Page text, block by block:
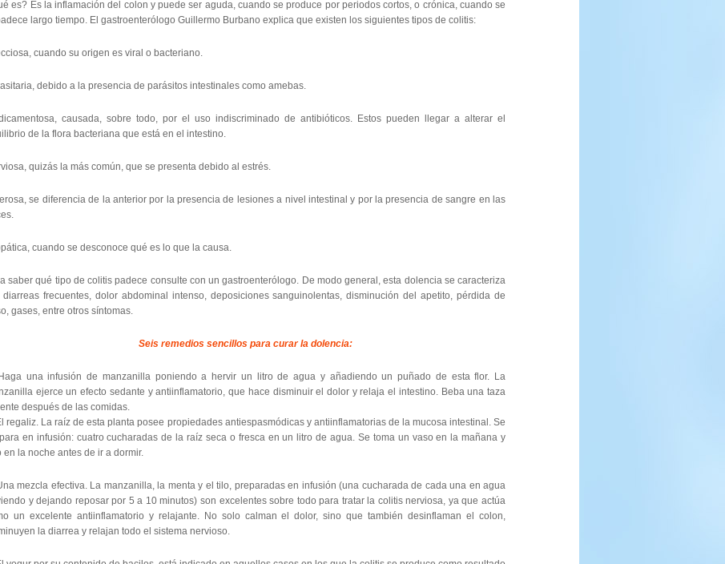
es? Es la inflamación del colon y puede ser aguda, cuando se produce por periodos cortos, o crónica, cuando se
largo tiempo. El gastroenterólogo Guillermo Burbano explica que existen los siguientes tipos de colitis:
cuando su origen es viral o bacteriano.
debido a la presencia de parásitos intestinales como amebas.
causada, sobre todo, por el uso indiscriminado de antibióticos. Estos pueden llegar a alterar el
de la flora bacteriana que está en el intestino.
quizás la más común, que se presenta debido al estrés.
se diferencia de la anterior por la presencia de lesiones a nivel intestinal y por la presencia de sangre en las
cuando se desconoce qué es lo que la causa.
saber qué tipo de colitis padece consulte con un gastroenterólogo. De modo general, esta dolencia se caracteriza
diarreas frecuentes, dolor abdominal intenso, deposiciones sanguinolentas, disminución del apetito, pérdida de
gases, entre otros síntomas.
Seis remedios sencillos para curar la dolencia:
una infusión de manzanilla poniendo a hervir un litro de agua y añadiendo un puñado de esta flor. La
ejerce un efecto sedante y antiinflamatorio, que hace disminuir el dolor y relaja el intestino. Beba una taza
después de las comidas.
regaliz. La raíz de esta planta posee propiedades antiespasmódicas y antiinflamatorias de la mucosa intestinal. Se
en infusión: cuatro cucharadas de la raíz seca o fresca en un litro de agua. Se toma un vaso en la mañana y
en la noche antes de ir a dormir.
mezcla efectiva. La manzanilla, la menta y el tilo, preparadas en infusión (una cucharada de cada una en agua
y dejando reposar por 5 a 10 minutos) son excelentes sobre todo para tratar la colitis nerviosa, ya que actúa
un excelente antiinflamatorio y relajante. No solo calman el dolor, sino que también desinflaman el colon,
la diarrea y relajan todo el sistema nervioso.